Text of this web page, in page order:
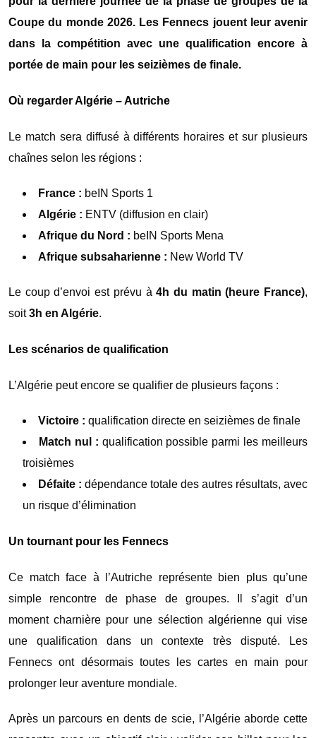
Coupe du monde 2026. Les Fennecs jouent leur avenir
dans la compétition avec une qualification encore à
portée de main pour les seizièmes de finale.
Où regarder Algérie – Autriche
Le match sera diffusé à différents horaires et sur plusieurs
chaînes selon les régions :
France : beIN Sports 1
Algérie : ENTV (diffusion en clair)
Afrique du Nord : beIN Sports Mena
Afrique subsaharienne : New World TV
Le coup d’envoi est prévu à4h du matin (heure France),
soit3h en Algérie.
Les scénarios de qualification
L’Algérie peut encore se qualifier de plusieurs façons :
Victoire : qualification directe en seizièmes de finale
Match nul : qualification possible parmi les meilleurs
troisièmes
Défaite : dépendance totale des autres résultats, avec
un risque d’élimination
Un tournant pour les Fennecs
Ce match face à l’Autriche représente bien plus qu’une
simple rencontre de phase de groupes. Il s’agit d’un
moment charnière pour une sélection algérienne qui vise
une qualification dans un contexte très disputé. Les
Fennecs ont désormais toutes les cartes en main pour
prolonger leur aventure mondiale.
Après un parcours en dents de scie, l’Algérie aborde cette